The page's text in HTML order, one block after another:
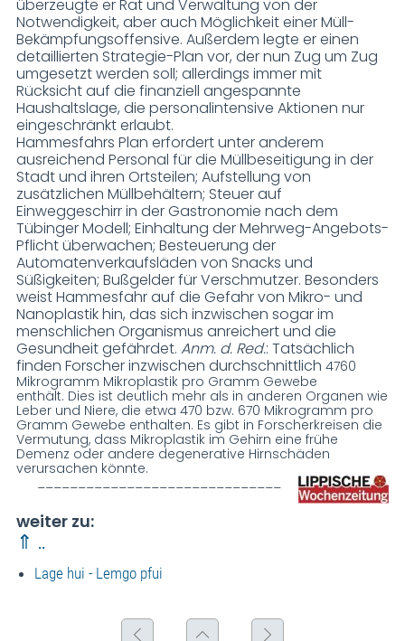
überzeugte er Rat und Verwaltung von der
Notwendigkeit, aber auch Möglichkeit einer Müll-
Bekämpfungsoffensive. Außerdem legte er einen
detaillierten Strategie-Plan vor, der nun Zug um Zug
umgesetzt werden soll; allerdings immer mit
Rücksicht auf die finanziell angespannte
Haushaltslage, die personalintensive Aktionen nur
eingeschränkt erlaubt.
Hammesfahrs Plan erfordert unter anderem
ausreichend Personal für die Müllbeseitigung in der
Stadt und ihren Ortsteilen; Aufstellung von
zusätzlichen Müllbehältern; Steuer auf
Einweggeschirr in der Gastronomie nach dem
Tübinger Modell; Einhaltung der Mehrweg-Angebots-
Pflicht überwachen; Besteuerung der
Automatenverkaufsläden von Snacks und
Süßigkeiten; Bußgelder für Verschmutzer. Besonders
weist Hammesfahr auf die Gefahr von Mikro- und
Nanoplastik hin, das sich inzwischen sogar im
menschlichen Organismus anreichert und die
Gesundheit gefährdet. Anm. d. Red.: Tatsächlich
finden Forscher inzwischen durchschnittlich 4760
Mikrogramm Mikroplastik pro Gramm Gewebe
enthält. Dies ist deutlich mehr als in anderen Organen wie
Leber und Niere, die etwa 470 bzw. 670 Mikrogramm pro
Gramm Gewebe enthalten. Es gibt in Forscherkreisen die
Vermutung, dass Mikroplastik im Gehirn eine frühe
Demenz oder andere degenerative Hirnschäden
verursachen könnte.
weiter zu:
⇑ ..
Lage hui - Lemgo pfui